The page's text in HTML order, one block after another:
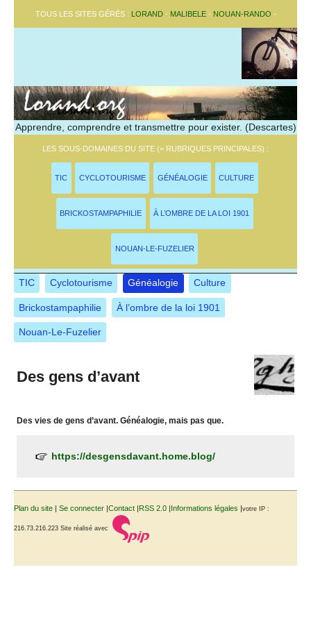
TOUS LES SITES GÉRÉS : LORAND- MALIBELE- NOUAN-RANDO -
Apprendre, comprendre et transmettre pour exister. (Descartes)
LES SOUS-DOMAINES DU SITE (= RUBRIQUES PRINCIPALES) :
TIC CYCLOTOURISME GÉNÉALOGIE CULTURE
BRICKOSTAMPAPHILIE À L’OMBRE DE LA LOI 1901
NOUAN-LE-FUZELIER
TIC Cyclotourisme Généalogie Culture
Brickostampaphilie À l’ombre de la loi 1901
Nouan-Le-Fuzelier
Des gens d’avant
Des vies de gens d’avant. Généalogie, mais pas que.
https://desgensdavant.home.blog/
Plan du site | Se connecter |Contact |RSS 2.0 |Informations légales |votre IP :
216.73.216.223 Site réalisé avec